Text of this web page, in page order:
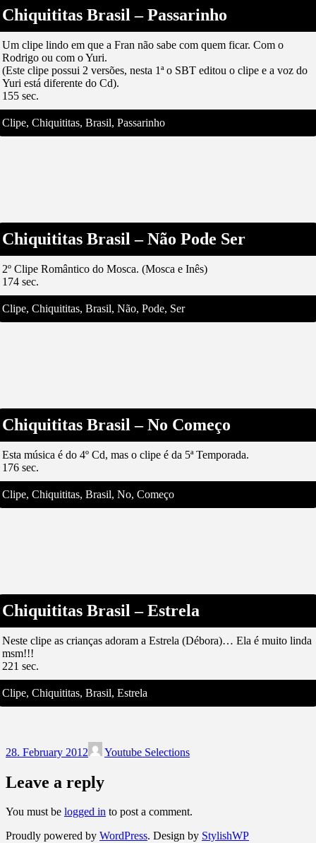
Chiquititas Brasil – Passarinho
Um clipe lindo em que a Fran não sabe com quem ficar. Com o
Rodrigo ou com o Yuri.
(Este clipe possui 2 versões, nesta 1ª o SBT editou o clipe e a voz do
Yuri está diferente do Cd).
155 sec.
Clipe, Chiquititas, Brasil, Passarinho
Chiquititas Brasil – Não Pode Ser
2º Clipe Romântico do Mosca. (Mosca e Inês)
174 sec.
Clipe, Chiquititas, Brasil, Não, Pode, Ser
Chiquititas Brasil – No Começo
Esta música é do 4º Cd, mas o clipe é da 5ª Temporada.
176 sec.
Clipe, Chiquititas, Brasil, No, Começo
Chiquititas Brasil – Estrela
Neste clipe as crianças adoram a Estrela (Débora)… Ela é muito linda
msm!!!
221 sec.
Clipe, Chiquititas, Brasil, Estrela
28. February 2012 Youtube Selections
Leave a reply
You must be logged in to post a comment.
Proudly powered by WordPress. Design by StylishWP